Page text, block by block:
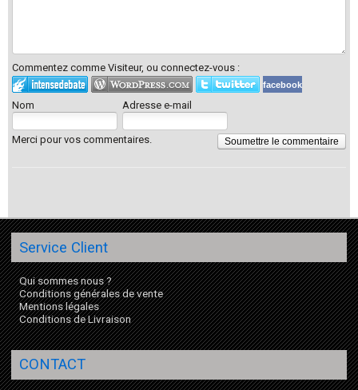
Commentez comme Visiteur, ou connectez-vous :
facebook
Nom Adresse e-mail
Soumettre le commentaire
Merci pour vos commentaires.
Service Client
Qui sommes nous ?
Conditions générales de vente
Mentions légales
Conditions de Livraison
CONTACT